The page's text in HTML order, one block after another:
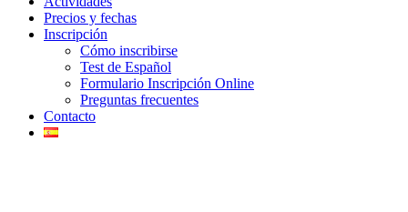
Precios y fechas
Inscripción
Cómo inscribirse
Test de Español
Formulario Inscripción Online
Preguntas frecuentes
Contacto